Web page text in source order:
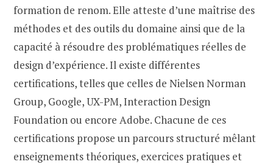
formation de renom. Elle atteste d’une maîtrise des
méthodes et des outils du domaine ainsi que de la
capacité à résoudre des problématiques réelles de
design d’expérience. Il existe différentes
certifications, telles que celles de Nielsen Norman
Group, Google, UX-PM, Interaction Design
Foundation ou encore Adobe. Chacune de ces
certifications propose un parcours structuré mêlant
enseignements théoriques, exercices pratiques et